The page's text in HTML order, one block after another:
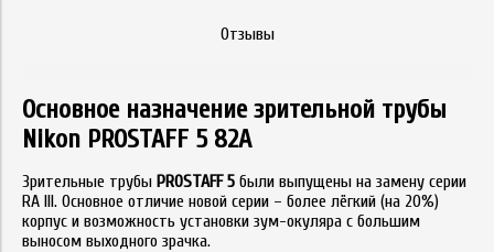
Отзывы
Основное назначение зрительной трубы
Nikon PROSTAFF 5 82A
Зрительные трубы PROSTAFF 5 были выпущены на замену серии
RA III. Основное отличие новой серии – более лёгкий (на 20%)
корпус и возможность установки зум-окуляра с большим
выносом выходного зрачка.